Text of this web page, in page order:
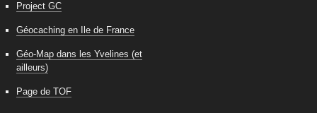
Project GC
Géocaching en Ile de France
Géo-Map dans les Yvelines (et
ailleurs)
Page de TOF